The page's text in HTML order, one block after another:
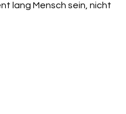
lang Mensch sein, nicht